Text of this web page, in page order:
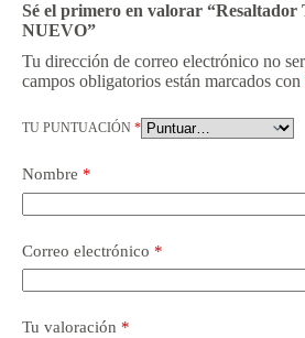
Sé el primero en valorar “Resaltador
NUEVO”
Tu dirección de correo electrónico no
campos obligatorios están marcados con
TU PUNTUACIÓN *
Nombre *
Correo electrónico *
Tu valoración *